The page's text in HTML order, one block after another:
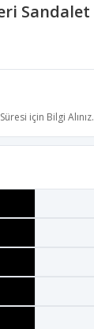
Sandalet
için Bilgi Alınız.